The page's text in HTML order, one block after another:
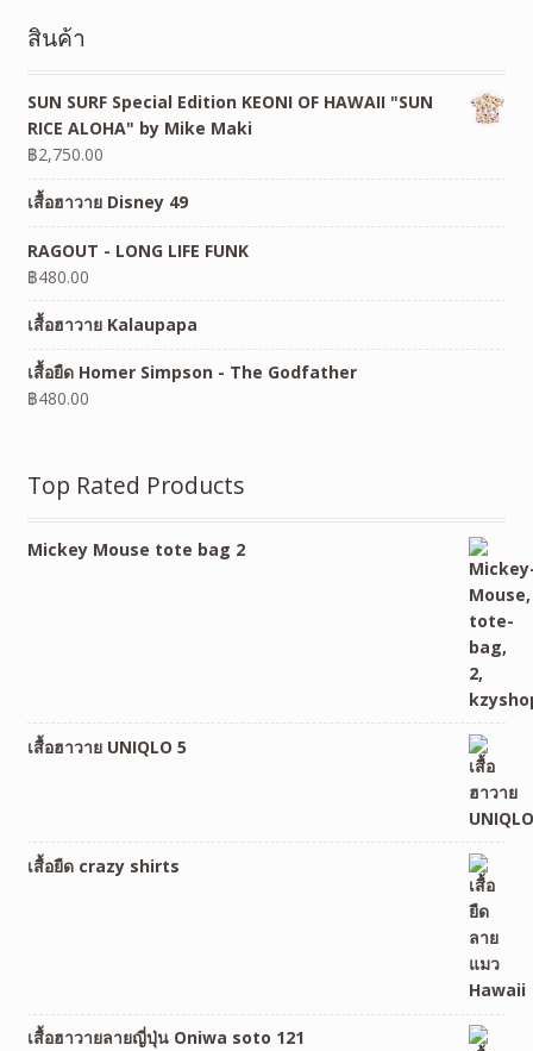
สินค้า
SUN SURF Special Edition KEONI OF HAWAII "SUN
RICE ALOHA" by Mike Maki
฿2,750.00
เสื้อฮาวาย Disney 49
RAGOUT - LONG LIFE FUNK
฿480.00
เสื้อฮาวาย Kalaupapa
เสื้อยืด Homer Simpson - The Godfather
฿480.00
Top Rated Products
Mickey Mouse tote bag 2
เสื้อฮาวาย UNIQLO 5
เสื้อยืด crazy shirts
เสื้อฮาวายลายญี่ปุ่น Oniwa soto 121